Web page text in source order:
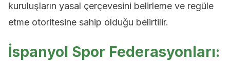
kuruluşların yasal çerçevesini belirleme ve regüle
etme otoritesine sahip olduğu belirtilir.
İspanyol Spor Federasyonları: